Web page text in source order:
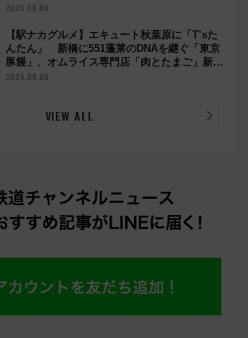
2026.08.06
【駅ナカグルメ】エキュート秋葉原に「T’sた
んたん」 新橋に551蓬莱のDNAを継ぐ「東京
豚饅」、オムライス専門店「肉とたまご」新グ
ルメ続々登場！【2026年8月】
2026.08.06
VIEW ALL